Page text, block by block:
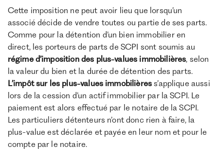
Cette imposition ne peut avoir lieu que lorsqu’un
associé décide de vendre toutes ou partie de ses parts.
Comme pour la détention d’un bien immobilier en
direct, les porteurs de parts de SCPI sont soumis au
régime d’imposition des plus-values immobilières, selon
la valeur du bien et la durée de détention des parts.
L’impôt sur les plus-values immobilières s’applique aussi
lors de la cession d’un actif immobilier par la SCPI. Le
paiement est alors effectué par le notaire de la SCPI.
Les particuliers détenteurs n’ont donc rien à faire, la
plus-value est déclarée et payée en leur nom et pour le
compte par le notaire.